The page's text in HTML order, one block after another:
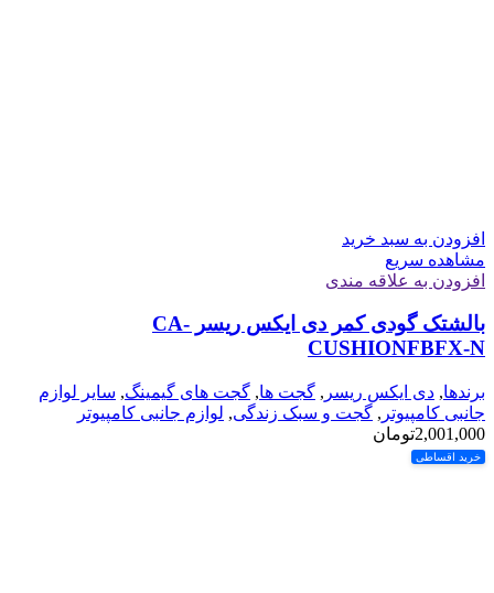
افزودن به سبد خرید
مشاهده سریع
افزودن به علاقه مندی
بالشتک گودی کمر دی ایکس ریسر CA-
CUSHIONFBFX-N
برندها, دی ایکس ریسر , گجت ها, گجت های گیمینگ, سایر لوازم
جانبی کامپیوتر , گجت و سبک زندگی, لوازم جانبی کامپیوتر
2,001,000تومان
خرید اقساطی